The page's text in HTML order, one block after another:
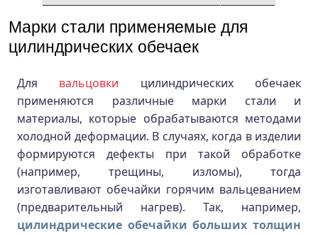
Марки стали применяемые для
цилиндрических обечаек
Для вальцовки цилиндрических обечаек
применяются различные марки стали и
материалы, которые обрабатываются методами
холодной деформации. В случаях, когда в изделии
формируются дефекты при такой обработке
(например, трещины, изломы), тогда
изготавливают обечайки горячим вальцеванием
(предварительный нагрев). Так, например,
цилиндрические обечайки больших толщин